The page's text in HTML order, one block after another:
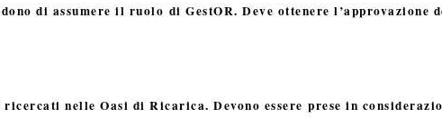
di assumere il ruolo di GestOR. Deve ottenere l’approvazione
nelle Oasi di Ricarica. Devono essere prese in